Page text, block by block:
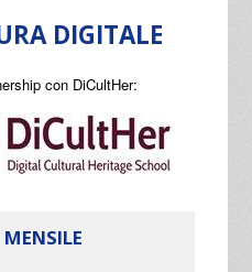
DIGITALE
con DiCultHer: